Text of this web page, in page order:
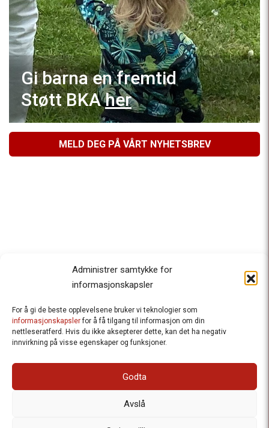
Administrer samtykke for
informasjonskapsler
For å gi de beste opplevelsene bruker vi teknologier som
informasjonskapslerfor å få tilgang til informasjon om din
nettleseratferd. Hvis du ikke aksepterer dette, kan det ha negativ
innvirkning på visse egenskaper og funksjoner.
Godta
Avslå
Gi barna en fremtid
Støtt BKAher
MELD DEG PÅ VÅRT NYHETSBREV
Besteforeldrenes klimaaksjon
Ansvarlig redaktør
: Halfdan Wiik |
: Postboks 1231 Vika, 0110 Oslo.
Organisasjonsnummer